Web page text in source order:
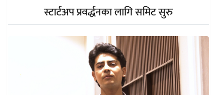
स्टार्टअप प्रवर्द्धनका लागि समिट सुरु